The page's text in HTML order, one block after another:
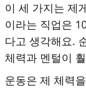
이 세 가지는 제
이라는 직업은
다고 생각해요.
체력과 멘털이
운동은 제 체력